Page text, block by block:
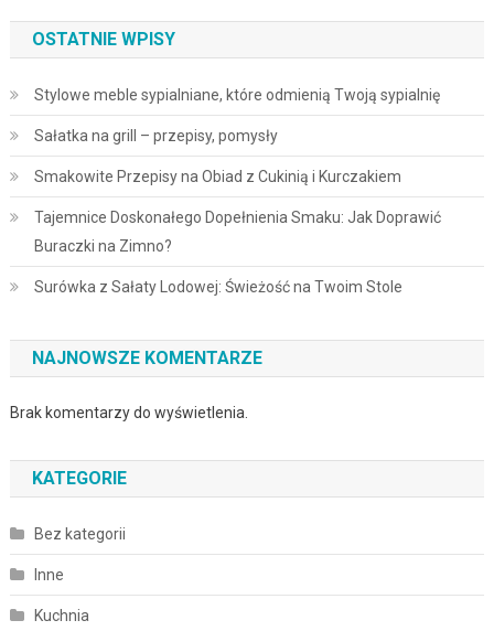
OSTATNIE WPISY
Stylowe meble sypialniane, które odmienią Twoją sypialnię
Sałatka na grill – przepisy, pomysły
Smakowite Przepisy na Obiad z Cukinią i Kurczakiem
Tajemnice Doskonałego Dopełnienia Smaku: Jak Doprawić
Buraczki na Zimno?
Surówka z Sałaty Lodowej: Świeżość na Twoim Stole
NAJNOWSZE KOMENTARZE
Brak komentarzy do wyświetlenia.
KATEGORIE
Bez kategorii
Inne
Kuchnia